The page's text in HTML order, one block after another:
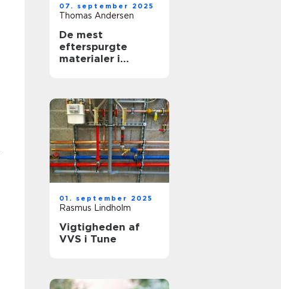
07. september 2025
Thomas Andersen
De mest
efterspurgte
materialer i
01. september 2025
Rasmus Lindholm
Vigtigheden af
VVS i Tune